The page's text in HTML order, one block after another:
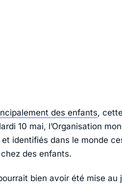
des enfants,
10 mai, l’Organisation
identifiés dans le monde
des enfants.
bien avoir été mise au